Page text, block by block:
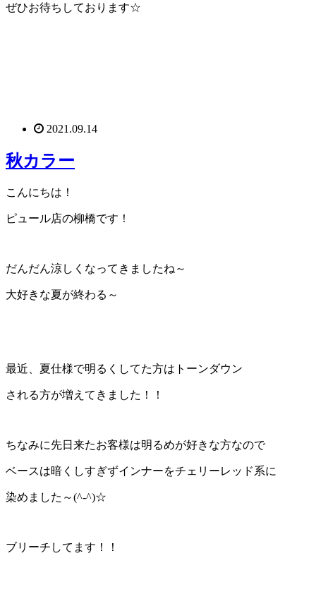
ぜひお待ちしております☆
2021.09.14
秋カラー
こんにちは！
ピュール店の柳橋です！
だんだん涼しくなってきましたね～
大好きな夏が終わる～
最近、夏仕様で明るくしてた方はトーンダウン
される方が増えてきました！！
ちなみに先日来たお客様は明るめが好きな方なので
ベースは暗くしすぎずインナーをチェリーレッド系に
染めました～(^-^)☆
ブリーチしてます！！